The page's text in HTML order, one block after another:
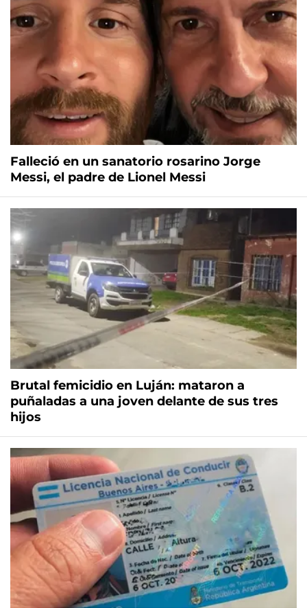
Falleció en un sanatorio rosarino Jorge
Messi, el padre de Lionel Messi
Brutal femicidio en Luján: mataron a
puñaladas a una joven delante de sus tres
hijos